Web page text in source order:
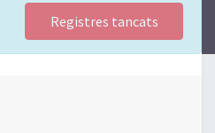
Registres tancats